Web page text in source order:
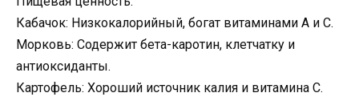
Кабачок: Низкокалорийный, богат витаминами A и C.
Морковь: Содержит бета-каротин, клетчатку и
антиоксиданты.
Картофель: Хороший источник калия и витамина C.